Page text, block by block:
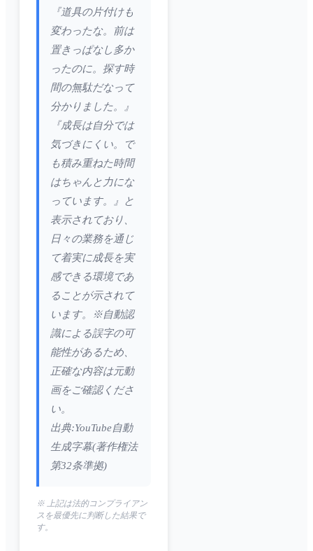
『道具の片付けも
変わったな。前は
置きっぱなし多か
ったのに。探す時
間の無駄だなって
分かりました。』
『成長は自分では
気づきにくい。で
も積み重ねた時間
はちゃんと力にな
っています。』と
表示されており、
日々の業務を通じ
て着実に成長を実
感できる環境であ
ることが示されて
います。※自動認
識による誤字の可
能性があるため、
正確な内容は元動
画をご確認くださ
い。
出典:YouTube自動
生成字幕(著作権法
第32条準拠)
※ 上記は法的コンプライアン
スを最優先に判断した結果で
す。